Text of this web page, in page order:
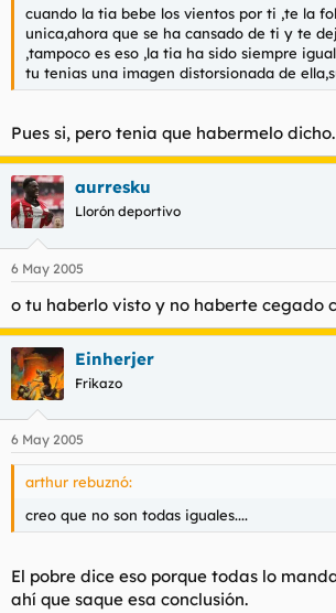
cuando la tia bebe los vientos por ti ,te la
unica,ahora que se ha cansado de ti y te
,tampoco es eso ,la tia ha sido siempre
tu tenias una imagen distorsionada de
Pues si, pero tenia que habermelo dicho.
aurresku
Llorón deportivo
6 May 2005
o tu haberlo visto y no haberte cegado
Einherjer
Frikazo
6 May 2005
arthur rebuznó:
creo que no son todas iguales....
El pobre dice eso porque todas lo
ahí que saque esa conclusión.